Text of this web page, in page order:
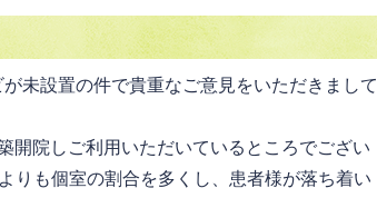
未設置の件で貴重なご意見をいただきまして
開院しご利用いただいているところでござい
りも個室の割合を多くし、患者様が落ち着い